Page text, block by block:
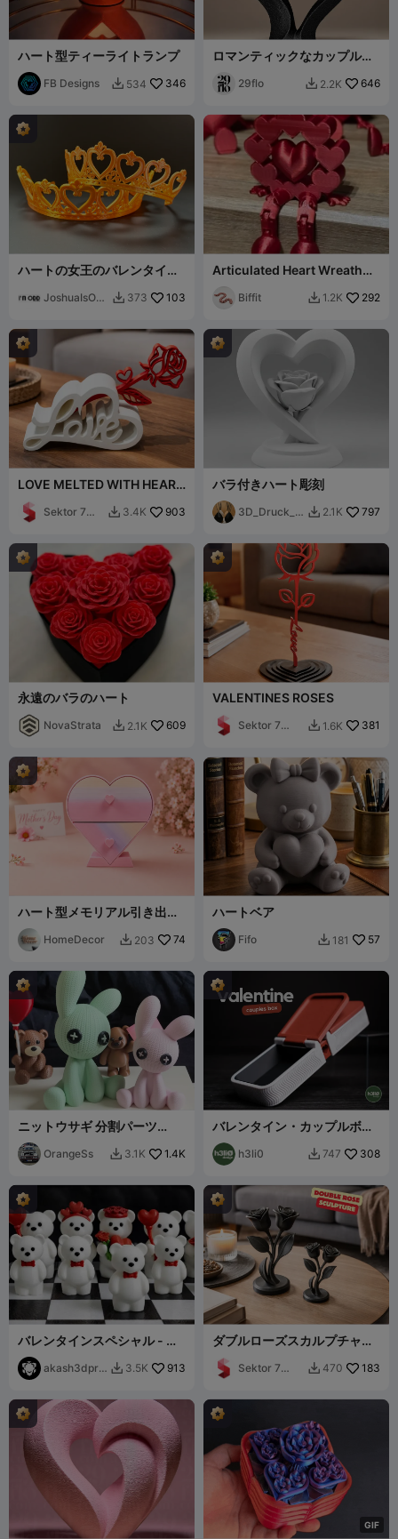
ハート型ティーライトランプ
FB Designs  534 346
ロマンティックなカップル彫
29flo  2.2K 646
ハートの女王のバレンタイン
JoshuaIsOd
 373 103
Articulated Heart Wreath
Biffit  1.2K 292
LOVE MELTED WITH HEART
Sektor 7
 3.4K 903
バラ付きハート彫刻
3D_Druck_e
 2.1K 797
永遠のバラのハート
NovaStrata  2.1K 609
VALENTINES ROSES
Sektor 7
 1.6K 381
ハート型メモリアル引き出し
ボックス
HomeDecor  203 74
ハートベア
Fifo  181 57
ニットウサギ 分割パーツ
[CFS不要]
OrangeSs  3.1K 1.4K
バレンタイン・カップルボッ
クス
h3li0  747 308
バレンタインスペシャル - テ
ディベアチェス
akash3dprin  3.5K 913
ダブルローズスカルプチャー
Sektor 7
 470 183
GIF